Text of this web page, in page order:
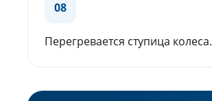
08
Перегревается ступица колеса.